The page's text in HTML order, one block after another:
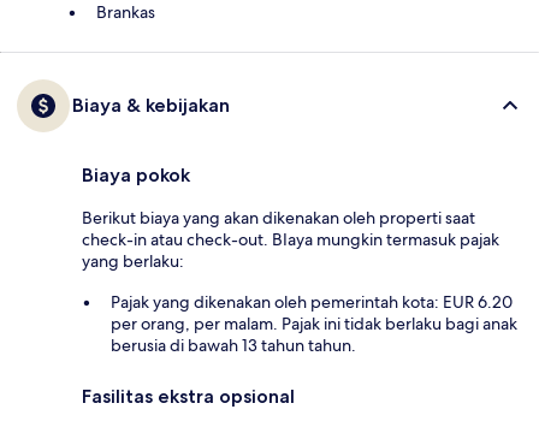
Brankas
Biaya & kebijakan
Biaya pokok
Berikut biaya yang akan dikenakan oleh properti saat
check-in atau check-out. BIaya mungkin termasuk pajak
yang berlaku:
Pajak yang dikenakan oleh pemerintah kota: EUR 6.20
per orang, per malam. Pajak ini tidak berlaku bagi anak
berusia di bawah 13 tahun tahun.
Fasilitas ekstra opsional